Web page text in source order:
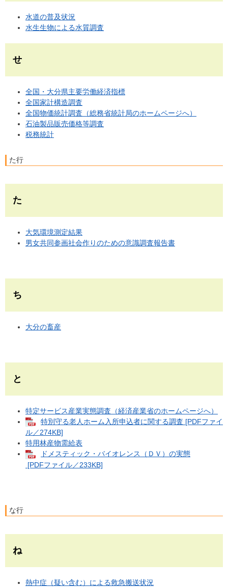
水道の普及状況
水生生物による水質調査
せ
全国・大分県主要労働経済指標
全国家計構造調査
全国物価統計調査（総務省統計局のホームページへ）
石油製品販売価格等調査
税務統計
た行
た
大気環境測定結果
男女共同参画社会作りのための意識調査報告書
ち
大分の畜産
と
特定サービス産業実態調査（経済産業省のホームページへ）
特別守る老人ホーム入所申込者に関する調査 [PDFファイ
ル／274KB]
特用林産物需給表
ドメスティック・バイオレンス（ＤＶ）の実態
[PDFファイル／233KB]
な行
ね
熱中症（疑い含む）による救急搬送状況